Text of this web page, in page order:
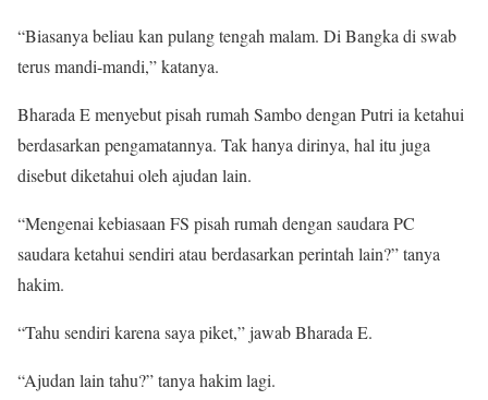
“Biasanya beliau kan pulang tengah malam. Di Bangka di swab
terus mandi-mandi,” katanya.
Bharada E menyebut pisah rumah Sambo dengan Putri ia ketahui
berdasarkan pengamatannya. Tak hanya dirinya, hal itu juga
disebut diketahui oleh ajudan lain.
“Mengenai kebiasaan FS pisah rumah dengan saudara PC
saudara ketahui sendiri atau berdasarkan perintah lain?” tanya
hakim.
“Tahu sendiri karena saya piket,” jawab Bharada E.
“Ajudan lain tahu?” tanya hakim lagi.